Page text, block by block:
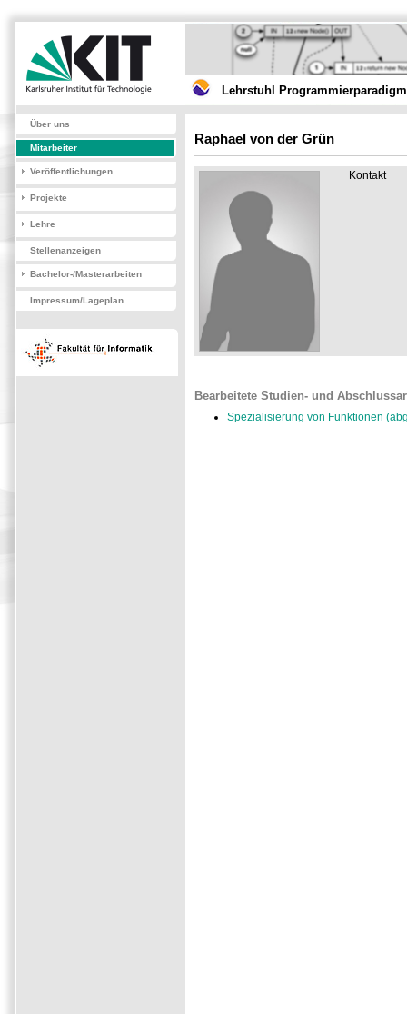
Lehrstuhl
Über uns
Mitarbeiter
Veröffentlichungen
Projekte
Lehre
Stellenanzeigen
Bachelor-/Masterarbeiten
Impressum/Lageplan
Raphael von der Grün
Kontakt
Bearbeitete Studien- und
Spezialisierung von Funktionen